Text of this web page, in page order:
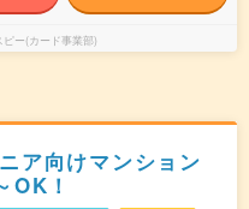
ー(カード事業部)
ア向けマンション
OK！